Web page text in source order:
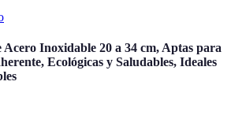
Acero Inoxidable 20 a 34 cm, Aptas para
Ecológicas y Saludables, Ideales